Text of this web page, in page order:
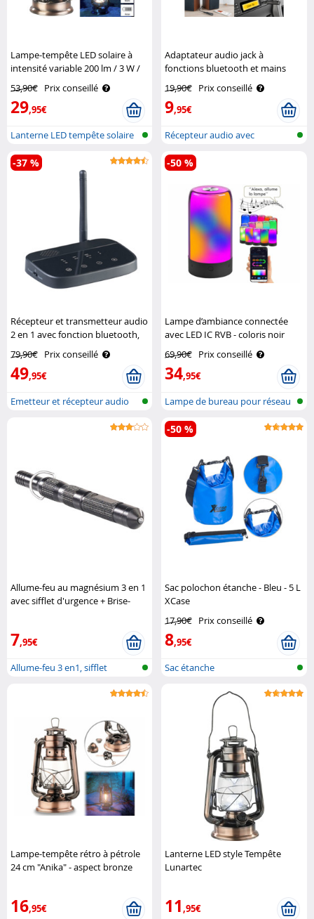
Lampe-tempête LED solaire à
intensité variable 200 lm / 3 W /
3000 K - Bronze Lunartec
53,90€ Prix conseillé
29,95€
Lanterne LED tempête solaire
Adaptateur audio jack à
fonctions bluetooth et mains
libres BTA-40 Auvisio
19,90€ Prix conseillé
9,95€
Récepteur audio avec
bluetooth et f..
Récepteur et transmetteur audio
2 en 1 avec fonction bluetooth,
jusqu'à 50 m Auvisio
79,90€ Prix conseillé
49,95€
-37 %
Emetteur et récepteur audio
Lampe d’ambiance connectée
avec LED IC RVB - coloris noir
Luminea Home Control
69,90€ Prix conseillé
34,95€
-50 %
Lampe de bureau pour réseau
local s..
Allume-feu au magnésium 3 en 1
avec sifflet d'urgence + Brise-
7,95€
Allume-feu 3 en1, sifflet
Sac polochon étanche - Bleu - 5 L
XCase
17,90€ Prix conseillé
8,95€
-50 %
Sac étanche
Lampe-tempête rétro à pétrole
24 cm "Anika" - aspect bronze
16,95€
Lanterne LED style Tempête
Lunartec
11,95€